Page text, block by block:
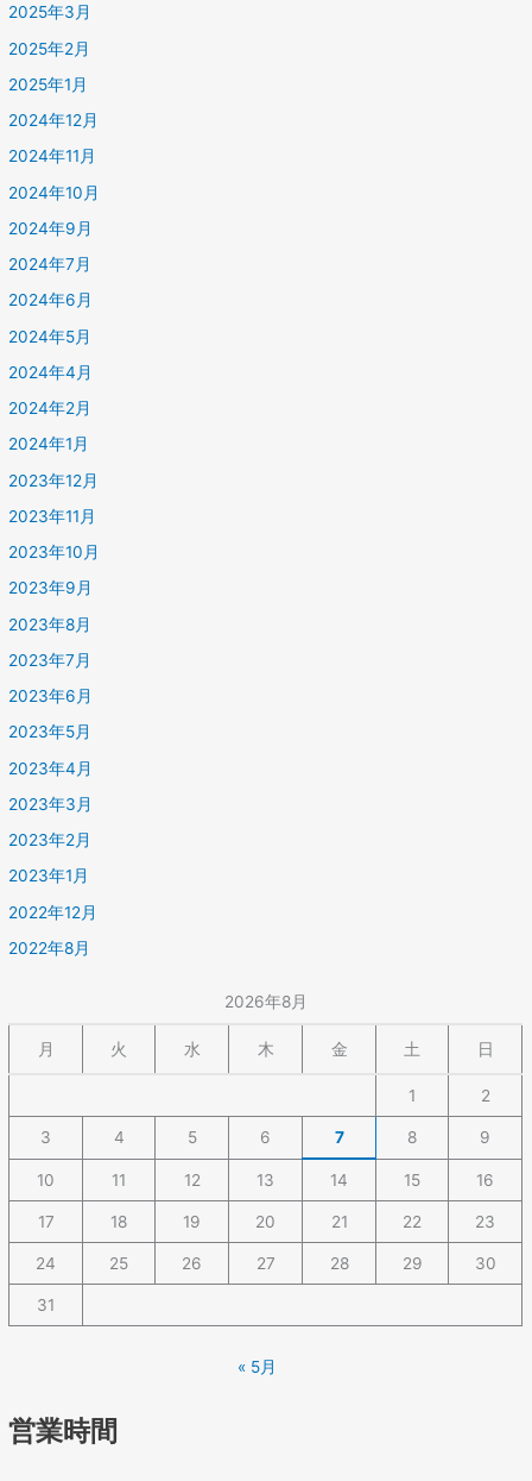
2025年3月
2025年2月
2025年1月
2024年12月
2024年11月
2024年10月
2024年9月
2024年7月
2024年6月
2024年5月
2024年4月
2024年2月
2024年1月
2023年12月
2023年11月
2023年10月
2023年9月
2023年8月
2023年7月
2023年6月
2023年5月
2023年4月
2023年3月
2023年2月
2023年1月
2022年12月
2022年8月
2026年8月
月 火 水 木 金 土 日
1 2
3 4 5 6 7 8 9
10 11 12 13 14 15 16
17 18 19 20 21 22 23
24 25 26 27 28 29 30
31
« 5月
営業時間